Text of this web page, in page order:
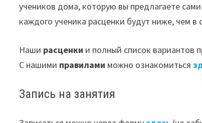
учеников дома, которую вы предлагаете
каждого ученика расценки будут ниже, чем в
Наши расценки и полный список вариантов
С нашими правилами можно ознакомиться
Запись на занятия